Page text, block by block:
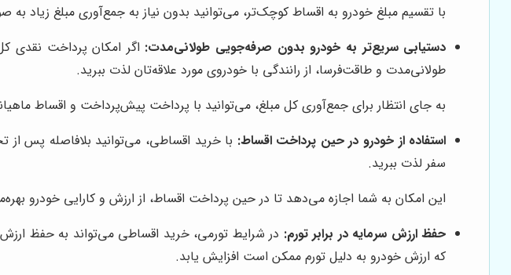
با تقسیم مبلغ خودرو به اقساط کوچک‌تر، می‌توانید بدون نیاز به جمع‌آوری مبلغ زیاد
دستیابی سریع‌تر به خودرو بدون صرفه‌جویی طولانی‌مدت:
طولانی‌مدت و طاقت‌فرسا، از رانندگی با خودروی مورد علاقه‌تان لذت ببرید.
به جای انتظار برای جمع‌آوری کل مبلغ، می‌توانید با پرداخت پیش‌پرداخت و اقساط
استفاده از خودرو در حین پرداخت اقساط: با خرید اقساطی، می‌توانید بلافاصله پس از
سفر لذت ببرید.
این امکان به شما اجازه می‌دهد تا در حین پرداخت اقساط، از ارزش و کارایی خودرو
حفظ ارزش سرمایه در برابر تورم: در شرایط تورمی، خرید اقساطی می‌تواند به حفظ
که ارزش خودرو به دلیل تورم ممکن است افزایش یابد.